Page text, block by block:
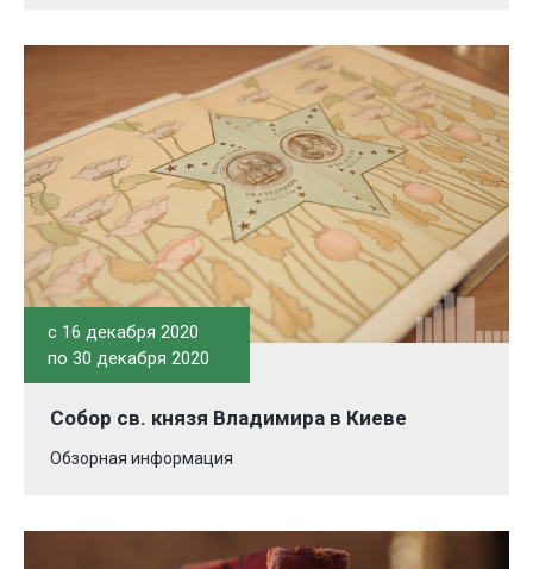
c 16 декабря 2020
по 30 декабря 2020
Собор св. князя Владимира в Киеве
Обзорная информация